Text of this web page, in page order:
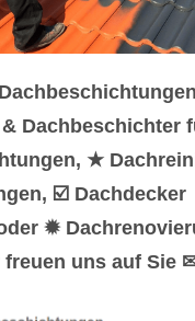
Dachbeschichter
★
☑️ Dachdecker
✹
freuen uns auf Sie